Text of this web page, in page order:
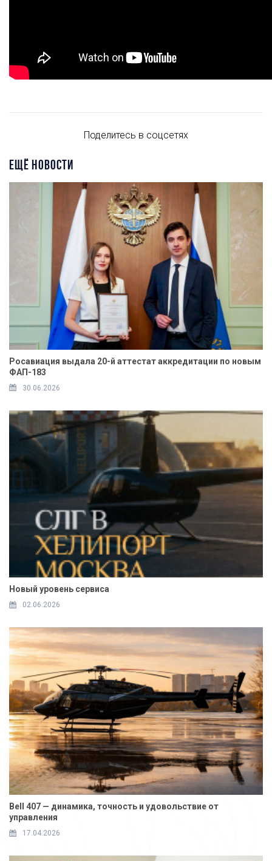
Поделитесь в соцсетях
ЕЩЁ НОВОСТИ
Росавиация выдала 20-й аттестат аккредитации по новым
ФАП-183
30.06.2026
Новый уровень сервиса
02.06.2026
Bell 407 — динамика, точность и удовольствие от
управления
17.04.2026